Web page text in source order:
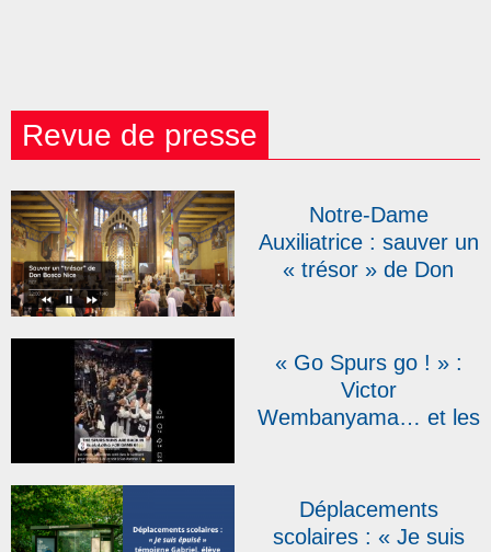
Revue de presse
Notre-Dame
Auxiliatrice : sauver un
« trésor » de Don
« Go Spurs go ! » :
Victor
Wembanyama… et les
Déplacements
scolaires : « Je suis